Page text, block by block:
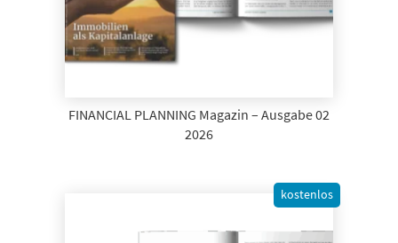
FINANCIAL PLANNING Magazin – Ausgabe 02
2026
kostenlos